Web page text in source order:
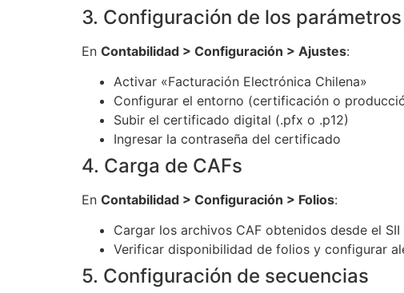
3. Configuración de los
En Contabilidad > Configuración > Ajustes:
Activar «Facturación Electrónica Chilena»
Configurar el entorno (certificación o
Subir el certificado digital (.pfx o .p12)
Ingresar la contraseña del certificado
4. Carga de CAFs
En Contabilidad > Configuración > Folios:
Cargar los archivos CAF obtenidos desde el
Verificar disponibilidad de folios y configurar
5. Configuración de secuencias